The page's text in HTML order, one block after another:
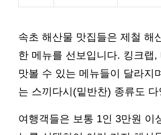
속초 해산물 맛집들은 제철 해
한 메뉴를 선보입니다. 킹크랩
맛볼 수 있는 메뉴들이 달라지
는 스끼다시(밑반찬) 종류도 다
여행객들은 보통 1인 3만원 이